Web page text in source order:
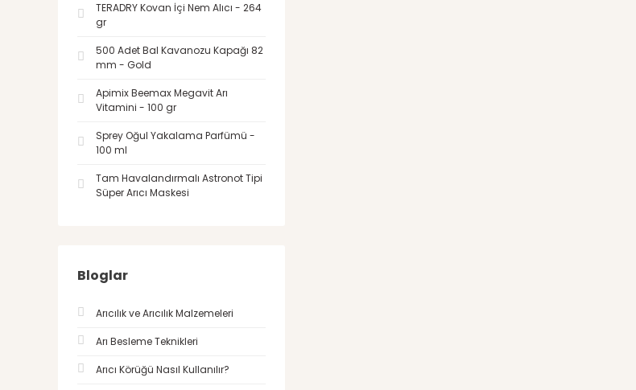
TERADRY Kovan İçi Nem Alıcı - 264
gr
500 Adet Bal Kavanozu Kapağı 82
mm - Gold
Apimix Beemax Megavit Arı
Vitamini - 100 gr
Sprey Oğul Yakalama Parfümü -
100 ml
Tam Havalandırmalı Astronot Tipi
Süper Arıcı Maskesi
Bloglar
Arıcılık ve Arıcılık Malzemeleri
Arı Besleme Teknikleri
Arıcı Körüğü Nasıl Kullanılır?